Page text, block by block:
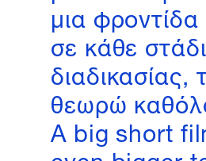
μια
σε κάθε
θεωρώ
A big short